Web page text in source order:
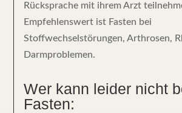
Rücksprache mit ihrem Arzt
Empfehlenswert ist Fasten bei
Stoffwechselstörungen, Arthrosen,
Darmproblemen.
Wer kann leider nicht
Fasten: